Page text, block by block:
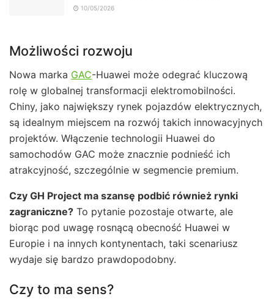
10/05/2026
Możliwości rozwoju
Nowa marka GAC-Huawei może odegrać kluczową
rolę w globalnej transformacji elektromobilności.
Chiny, jako największy rynek pojazdów elektrycznych,
są idealnym miejscem na rozwój takich innowacyjnych
projektów. Włączenie technologii Huawei do
samochodów GAC może znacznie podnieść ich
atrakcyjność, szczególnie w segmencie premium.
Czy GH Project ma szansę podbić również rynki
zagraniczne? To pytanie pozostaje otwarte, ale
biorąc pod uwagę rosnącą obecność Huawei w
Europie i na innych kontynentach, taki scenariusz
wydaje się bardzo prawdopodobny.
Czy to ma sens?